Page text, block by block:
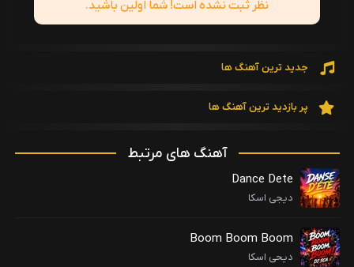
نظر ثبت نشده است! شما اولین باشید.
جدید ترین آهنگ ها
پر بازدید ترین آهنگ ها
آهنگ های مرتبط
Dance Dete
دیجی اسکا
Boom Boom Boom
دیحی اسکا